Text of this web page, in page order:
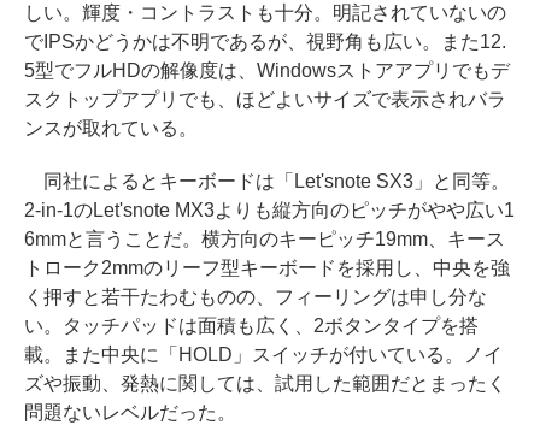
しい。輝度・コントラストも十分。明記されていないの
でIPSかどうかは不明であるが、視野角も広い。また12.
5型でフルHDの解像度は、Windowsストアアプリでもデ
スクトップアプリでも、ほどよいサイズで表示されバラ
ンスが取れている。
同社によるとキーボードは「Let'snote SX3」と同等。
2-in-1のLet'snote MX3よりも縦方向のピッチがやや広い1
6mmと言うことだ。横方向のキーピッチ19mm、キース
トローク2mmのリーフ型キーボードを採用し、中央を強
く押すと若干たわむものの、フィーリングは申し分な
い。タッチパッドは面積も広く、2ボタンタイプを搭
載。また中央に「HOLD」スイッチが付いている。ノイ
ズや振動、発熱に関しては、試用した範囲だとまったく
問題ないレベルだった。